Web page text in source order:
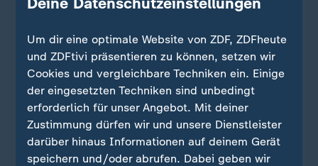
informieren. Um Ihre künftigen Besuche zu
denDatenschutzeinstellungen. Ihre
Zustimmung können Sie im Bereich „Meine
News“ jederzeit widerrufen.
Infografiken anzeigen
Datenschutzeinstellungen anpassen
Um dir eine optimale Website von ZDF, ZDFheute
und ZDFtivi präsentieren zu können, setzen wir
Cookies und vergleichbare Techniken ein. Einige
der eingesetzten Techniken sind unbedingt
erforderlich für unser Angebot. Mit deiner
Zustimmung dürfen wir und unsere Dienstleister
darüber hinaus Informationen auf deinem Gerät
speichern und/oder abrufen. Dabei geben wir